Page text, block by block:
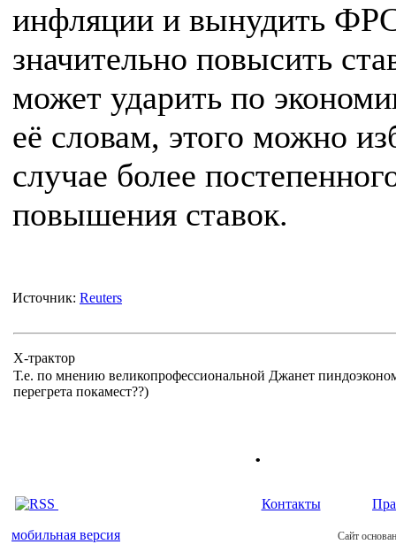
инфляции и вынудить
значительно повысить
может ударить по
её словам, этого можно
случае более
повышения ставок.
Источник: Reuters
Х-трактор
Т.е. по мнению великопрофессиональной Джанет
перегрета покамест??)
.
Контакты
мобильная версия Сайт